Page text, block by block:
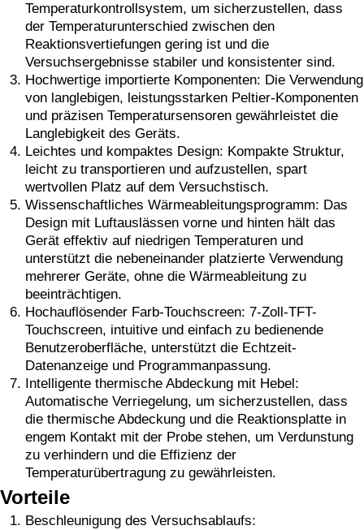
Temperaturkontrollsystem, um sicherzustellen, dass
der Temperaturunterschied zwischen den
Reaktionsvertiefungen gering ist und die
Versuchsergebnisse stabiler und konsistenter sind.
Hochwertige importierte Komponenten: Die Verwendung
von langlebigen, leistungsstarken Peltier-Komponenten
und präzisen Temperatursensoren gewährleistet die
Langlebigkeit des Geräts.
Leichtes und kompaktes Design: Kompakte Struktur,
leicht zu transportieren und aufzustellen, spart
wertvollen Platz auf dem Versuchstisch.
Wissenschaftliches Wärmeableitungsprogramm: Das
Design mit Luftauslässen vorne und hinten hält das
Gerät effektiv auf niedrigen Temperaturen und
unterstützt die nebeneinander platzierte Verwendung
mehrerer Geräte, ohne die Wärmeableitung zu
beeinträchtigen.
Hochauflösender Farb-Touchscreen: 7-Zoll-TFT-
Touchscreen, intuitive und einfach zu bedienende
Benutzeroberfläche, unterstützt die Echtzeit-
Datenanzeige und Programmanpassung.
Intelligente thermische Abdeckung mit Hebel:
Automatische Verriegelung, um sicherzustellen, dass
die thermische Abdeckung und die Reaktionsplatte in
engem Kontakt mit der Probe stehen, um Verdunstung
zu verhindern und die Effizienz der
Temperaturübertragung zu gewährleisten.
Vorteile
Beschleunigung des Versuchsablaufs: